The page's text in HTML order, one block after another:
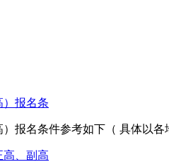
）报名条
报名条件参考如下（ 具体以各
高、副高